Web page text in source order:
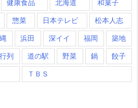
健康食品 北海道 和菓子
惣菜 日本テレビ 松本人志
浜田 深イイ 福岡 築地
行列 道の駅 野菜 鍋 餃子
ＴＢＳ